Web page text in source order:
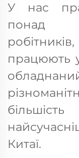
У нас
понад
працюють
Китаї.